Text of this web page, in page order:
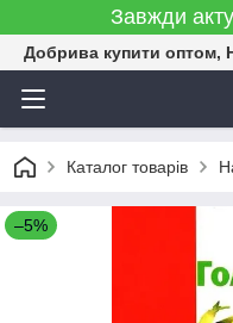
Завжди
Добрива купити оптом,
Каталог товарів
–5%